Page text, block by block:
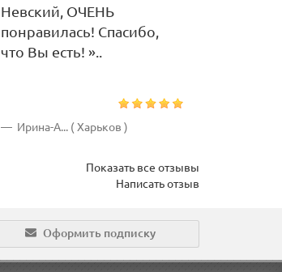
Невский, ОЧЕНЬ
понравилась! Спасибо,
что Вы есть! »..
Ирина-А... ( Харьков )
Показать все отзывы
Написать отзыв
Оформить подписку